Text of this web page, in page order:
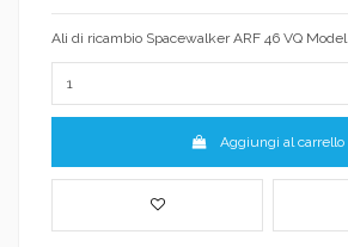
Ali di ricambio Spacewalker ARF 46 VQ Model
Aggiungi al carrello